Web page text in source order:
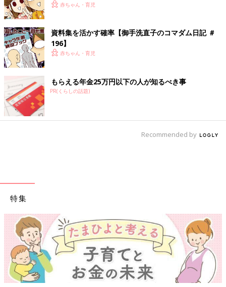
赤ちゃん・育児
資料集を活かす確率【御手洗直子のコマダム日記 ＃
196】
赤ちゃん・育児
もらえる年金25万円以下の人が知るべき事
PR(くらしの話題)
Recommended by
特集